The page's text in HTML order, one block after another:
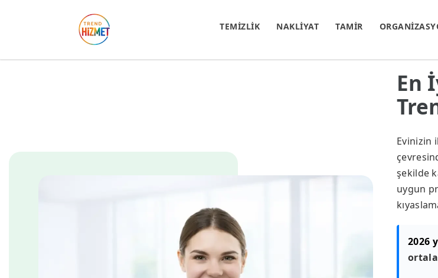
TEMİZLİK NAKLİYAT TAMİR
En
Evinizin
şekilde
uygun
2026